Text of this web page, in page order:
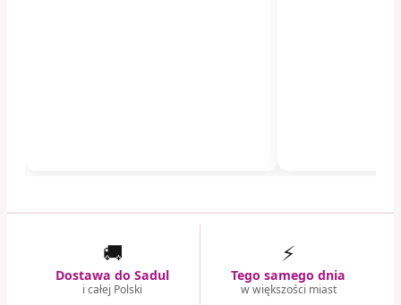
🚚
Dostawa do Sadul
i całej Polski
⚡
Tego samego dnia
w większości miast